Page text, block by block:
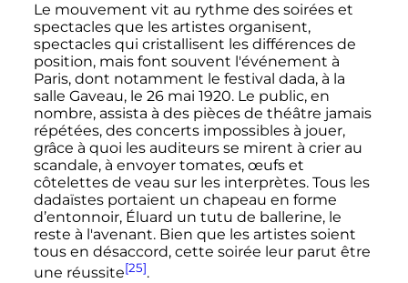
Le mouvement vit au rythme des soirées et
spectacles que les artistes organisent,
spectacles qui cristallisent les différences de
position, mais font souvent l'événement à
Paris, dont notamment le festival dada, à la
salle Gaveau, le 26 mai 1920. Le public, en
nombre, assista à des pièces de théâtre jamais
répétées, des concerts impossibles à jouer,
grâce à quoi les auditeurs se mirent à crier au
scandale, à envoyer tomates, œufs et
côtelettes de veau sur les interprètes. Tous les
dadaïstes portaient un chapeau en forme
d’entonnoir, Éluard un tutu de ballerine, le
reste à l'avenant. Bien que les artistes soient
tous en désaccord, cette soirée leur parut être
une réussite[25].